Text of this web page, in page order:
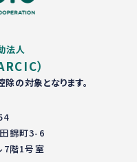
法人
）
の対象となります。
錦町3-6
7階1号室